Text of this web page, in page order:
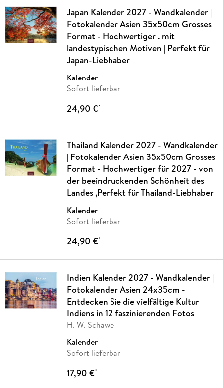
Japan Kalender 2027 - Wandkalender |
Fotokalender Asien 35x50cm Grosses
Format - Hochwertiger . mit
landestypischen Motiven | Perfekt für
Japan-Liebhaber
Kalender
Sofort lieferbar
24,90 €*
Thailand Kalender 2027 - Wandkalender
| Fotokalender Asien 35x50cm Grosses
Format - Hochwertiger für 2027 - von
der beeindruckenden Schönheit des
Landes ,Perfekt für Thailand-Liebhaber
Kalender
Sofort lieferbar
24,90 €*
Indien Kalender 2027 - Wandkalender |
Fotokalender Asien 24x35cm -
Entdecken Sie die vielfältige Kultur
Indiens in 12 faszinierenden Fotos
H. W. Schawe
Kalender
Sofort lieferbar
17,90 €*